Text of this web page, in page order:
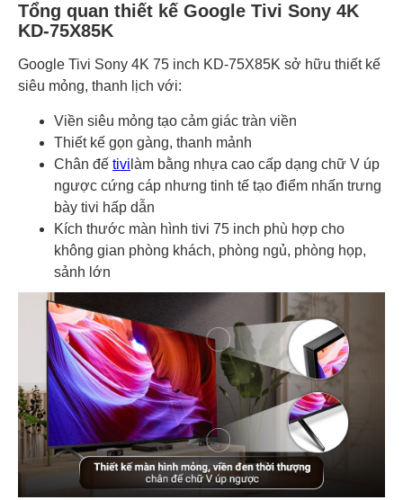
Tổng quan thiết kế Google Tivi Sony 4K
KD-75X85K
Google Tivi Sony 4K 75 inch KD-75X85K sở hữu thiết kế
siêu mỏng, thanh lịch với:
Viền siêu mỏng tạo cảm giác tràn viền
Thiết kế gọn gàng, thanh mảnh
Chân đế tivi làm bằng nhựa cao cấp dạng chữ V úp
ngược cứng cáp nhưng tinh tế tạo điểm nhấn trưng
bày tivi hấp dẫn
Kích thước màn hình tivi 75 inch phù hợp cho
không gian phòng khách, phòng ngủ, phòng họp,
sảnh lớn